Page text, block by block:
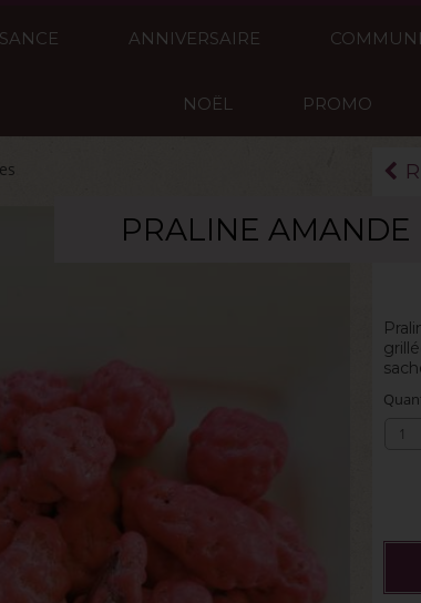
ANNIVERSAIRE
NOËL PROMO
PRALINE